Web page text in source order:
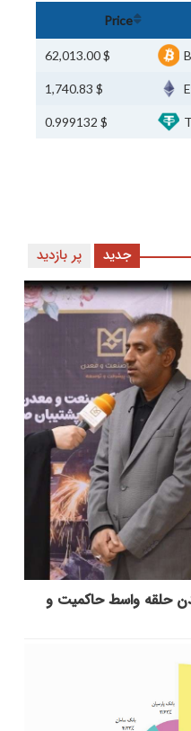
Price
$ 62,013.00
$ 1,740.83
$ 0.999132
پر بازدید جدید
حلقه واسط حاكمیت و